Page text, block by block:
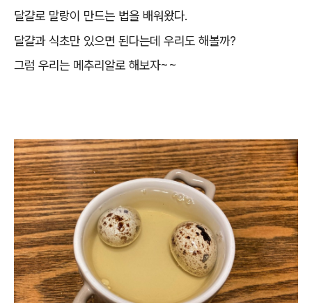
달걀로 말랑이 만드는 법을 배워왔다.
달걀과 식초만 있으면 된다는데 우리도 해볼까?
그럼 우리는 메추리알로 해보자~~